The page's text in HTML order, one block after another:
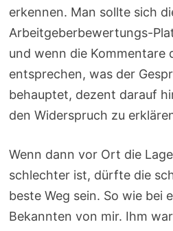
erkennen. Man sollte sich
Arbeitgeberbewertungs-
und wenn die Kommentare
entsprechen, was der
behauptet, dezent darauf
den Widerspruch zu
Wenn dann vor Ort die
schlechter ist, dürfte die
beste Weg sein. So wie bei
Bekannten von mir. Ihm